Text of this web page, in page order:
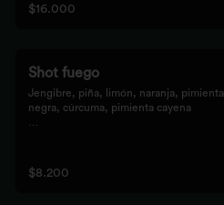
$16.000
Shot fuego
Jengibre, piña, limón, naranja, pimienta
negra, cúrcuma, pimienta cayena
inflamación del organismo.
recomendamos tomarlo solo con soda o
$8.200